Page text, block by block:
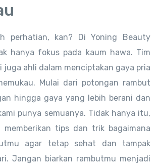
perhatian, kan? Di Yoning Beauty
hanya fokus pada kaum hawa. Tim
juga ahli dalam menciptakan gaya pria
Mulai dari potongan rambut
hingga gaya yang lebih berani dan
punya semuanya. Tidak hanya itu,
memberikan tips dan trik bagaimana
agar tetap sehat dan tampak
Jangan biarkan rambutmu menjadi